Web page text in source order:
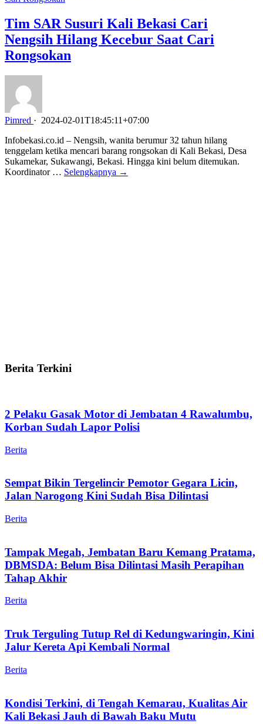
Tim SAR Susuri Kali Bekasi Cari
Nengsih Hilang Kecebur Saat Cari
Rongsokan
Pimred · 2024-02-01T18:45:11+07:00
Infobekasi.co.id – Nengsih, wanita berumur 32 tahun hilang
tenggelam ketika mencari barang rongsokan di Kali Bekasi, Desa
Sukamekar, Sukawangi, Bekasi. Hingga kini belum ditemukan.
Koordinator … Selengkapnya →
Berita Terkini
2 Pelaku Gasak Motor di Jembatan 4 Rawalumbu,
Korban Sudah Lapor Polisi
Berita
Sempat Bikin Tergelincir Pemotor Gegara Licin,
Jalan Narogong Kini Sudah Bisa Dilintasi
Berita
Tampak Megah, Jembatan Baru Kemang Pratama,
DBMSDA: Belum Bisa Dilintasi Masih Perapihan
Tahap Akhir
Berita
Truk Terguling Tutup Rel di Kedungwaringin, Kini
Jalur Kereta Api Kembali Normal
Berita
Kondisi Terkini, di Tengah Kemarau, Kualitas Air
Kali Bekasi Jauh di Bawah Baku Mutu